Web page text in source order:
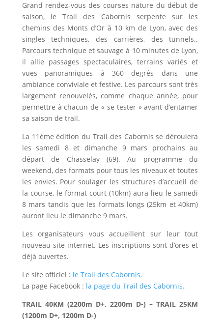
Grand rendez-vous des courses nature du début de
saison, le Trail des Cabornis serpente sur les
chemins des Monts d’Or à 10 km de Lyon, avec des
singles techniques, des carrières, des tunnels..
Parcours technique et sauvage à 10 minutes de Lyon,
il allie passages spectaculaires, terrains variés et
vues panoramiques à 360 degrés dans une
ambiance conviviale et festive. Les parcours sont très
largement renouvelés, comme chaque année, pour
permettre à chacun de « se tester » avant d’entamer
sa saison de trail.
La 11ème édition du Trail des Cabornis se déroulera
les samedi 8 et dimanche 9 mars prochains au
départ de Chasselay (69). Au programme du
weekend, des formats pour tous les niveaux et toutes
les envies. Pour soulager les structures d’accueil de
la course, le format court (10km) aura lieu le samedi
8 mars tandis que les formats longs (25km et 40km)
auront lieu le dimanche 9 mars.
Les organisateurs vous accueillent sur leur tout
nouveau site internet. Les inscriptions sont d’ores et
déjà ouvertes.
Le site officiel : le Trail des Cabornis.
La page Facebook : la page du Trail des Cabornis.
TRAIL 40KM (2200m D+, 2200m D-) – TRAIL 25KM
(1200m D+, 1200m D-)